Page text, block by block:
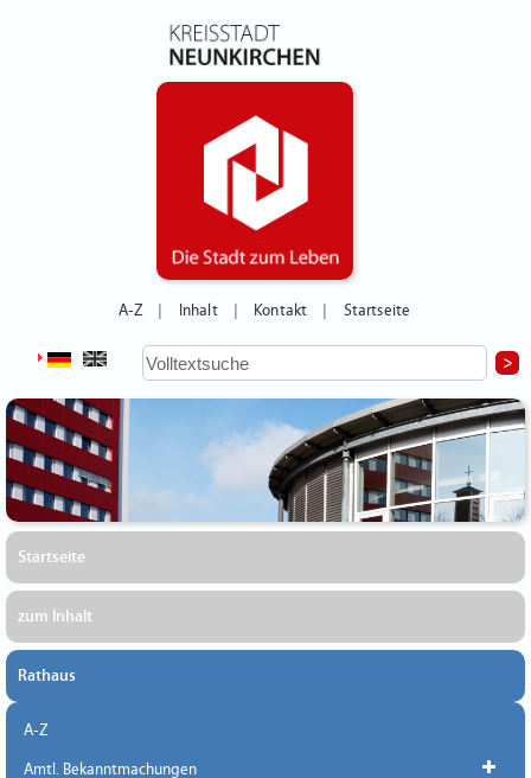
A-Z Inhalt Kontakt Startseite
Startseite
zum Inhalt
Rathaus
A-Z
Amtl. Bekanntmachungen